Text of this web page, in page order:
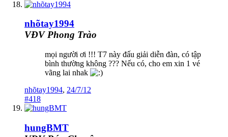
nhõtay1994
VĐV Phong Trào
mọi người ơi !!! T7 này đấu giải diễn đàn, có tập
bình thường không ??? Nếu có, cho em xin 1 vé
vãng lai nhak
nhõtay1994, 24/7/12
#418
hungBMT